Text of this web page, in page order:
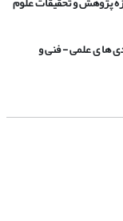
ها ی علمی - فنی و